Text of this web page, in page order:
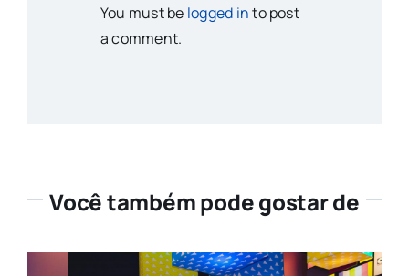
You must be logged into post
a comment.
Você também pode gostar de